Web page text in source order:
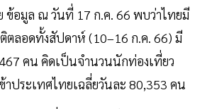
ข้อมูล ณ วันที่ 17 ก.ค. 66 พบว่าไทยมี
ตลอดทั้งสัปดาห์ (10–16 ก.ค. 66) มี
คน คิดเป็นจำนวนนักท่องเที่ยว
าประเทศไทยเฉลี่ยวันละ 80,353 คน